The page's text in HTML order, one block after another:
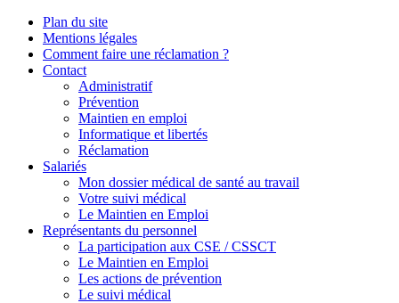
Plan du site
Mentions légales
Comment faire une réclamation ?
Contact
Administratif
Prévention
Maintien en emploi
Informatique et libertés
Réclamation
Salariés
Mon dossier médical de santé au travail
Votre suivi médical
Le Maintien en Emploi
Représentants du personnel
La participation aux CSE / CSSCT
Le Maintien en Emploi
Les actions de prévention
Le suivi médical